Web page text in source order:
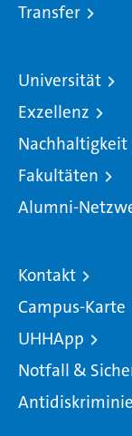
Transfer
Universität
Exzellenz
Nachhaltigkeit
Fakultäten
Alumni-
Kontakt
Campus-Karte
UHHApp
Notfall &